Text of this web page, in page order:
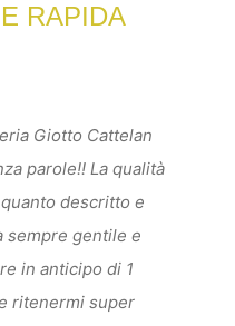
RAPIDA
Giotto Cattelan
parole!! La qualità
descritto e
sempre gentile e
in anticipo di 1
ritenermi super